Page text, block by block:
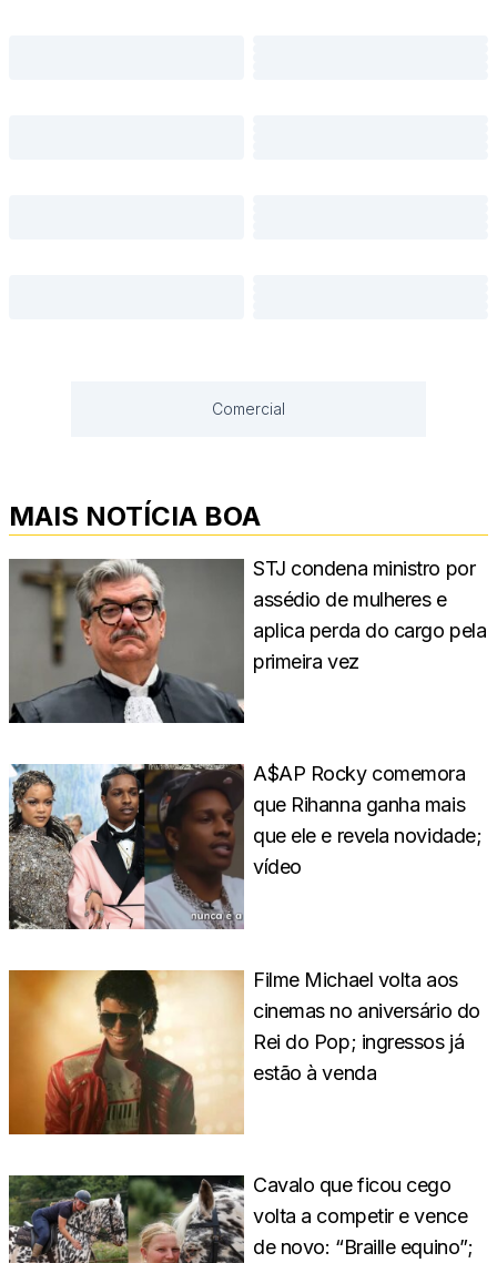
Comercial
MAIS NOTÍCIA BOA
STJ condena ministro por
assédio de mulheres e
aplica perda do cargo pela
primeira vez
A$AP Rocky comemora
que Rihanna ganha mais
que ele e revela novidade;
vídeo
Filme Michael volta aos
cinemas no aniversário do
Rei do Pop; ingressos já
estão à venda
Cavalo que ficou cego
volta a competir e vence
de novo: “Braille equino”;